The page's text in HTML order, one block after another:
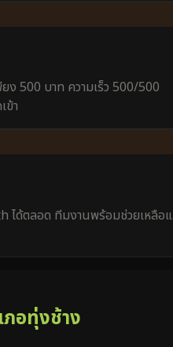
ง 500 บาท ความเร็ว 500/500
ข้า
ได้ตลอด ทีมงานพร้อมช่วยเหลือแ
ภอทุ่งช้าง